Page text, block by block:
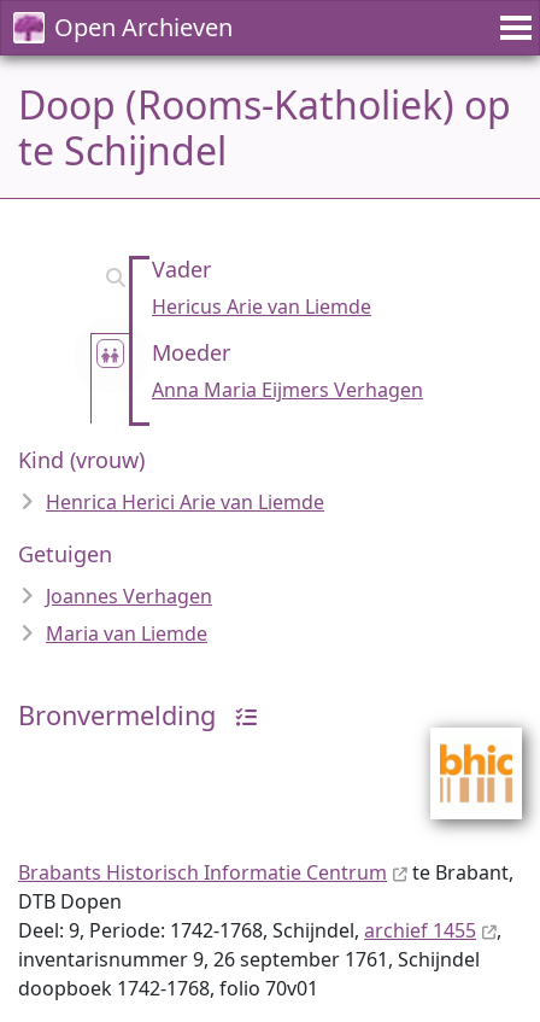
Open Archieven
Doop (Rooms-Katholiek) op
te Schijndel
Vader
Hericus Arie van Liemde
Moeder
Anna Maria Eijmers Verhagen
Kind (vrouw)
Henrica Herici Arie van Liemde
Getuigen
Joannes Verhagen
Maria van Liemde
Bronvermelding
Brabants Historisch Informatie Centrum
te Brabant,
DTB Dopen
Deel: 9, Periode: 1742-1768, Schijndel, archief 1455
,
inventaris­num­mer 9, 26 september 1761, Schijndel
doopboek 1742-1768, folio 70v01